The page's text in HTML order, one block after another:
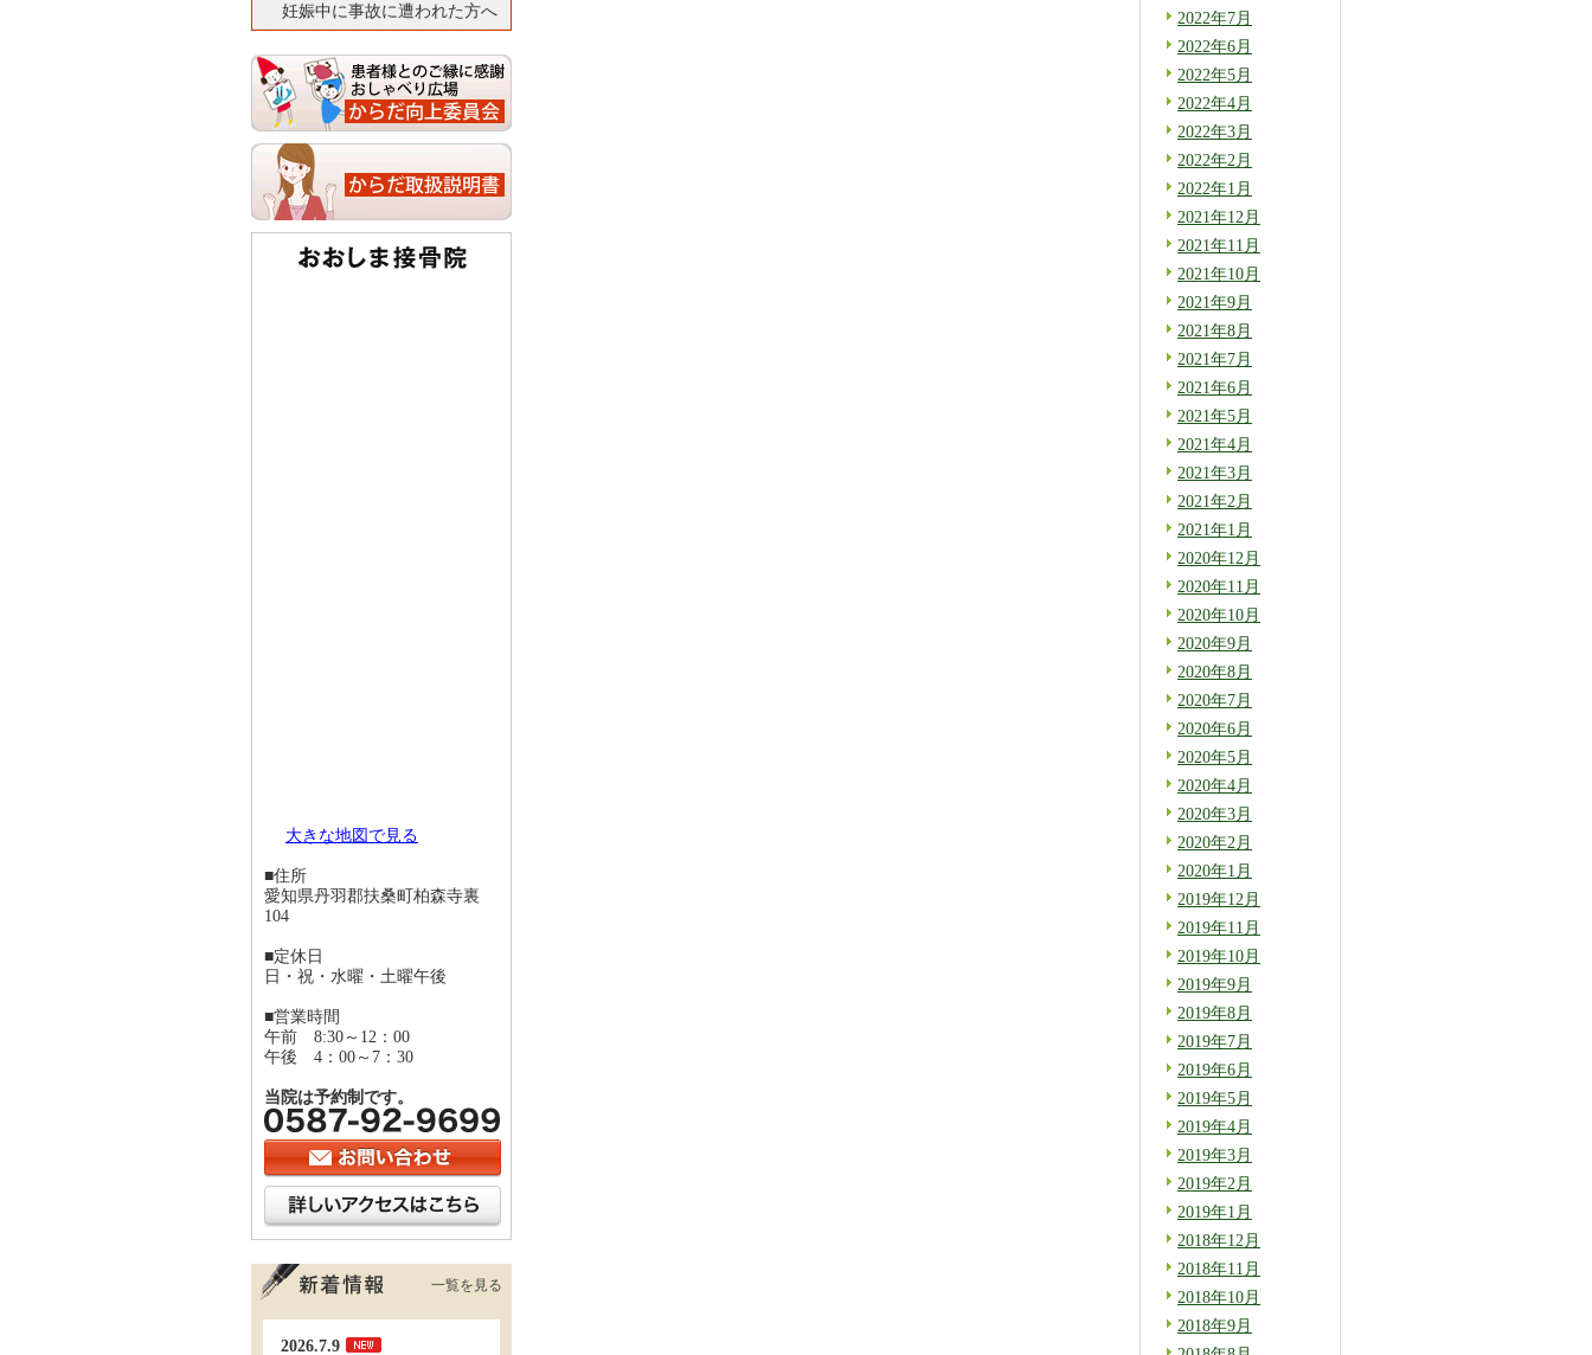
2022年7月
2022年6月
2022年5月
2022年4月
2022年3月
2022年2月
2022年1月
2021年12月
2021年11月
2021年10月
2021年9月
2021年8月
2021年7月
2021年6月
2021年5月
2021年4月
2021年3月
2021年2月
2021年1月
2020年12月
2020年11月
2020年10月
2020年9月
2020年8月
2020年7月
2020年6月
2020年5月
2020年4月
2020年3月
2020年2月
2020年1月
2019年12月
2019年11月
2019年10月
2019年9月
2019年8月
2019年7月
2019年6月
2019年5月
2019年4月
2019年3月
2019年2月
2019年1月
2018年12月
2018年11月
2018年10月
2018年9月
妊娠中に事故に遭われた方へ
大きな地図で見る
■住所
愛知県丹羽郡扶桑町柏森寺裏
104
■定休日
日・祝・水曜・土曜午後
■営業時間
午前 8:30～12：00
午後 4：00～7：30
当院は予約制です。
一覧を見る
2026.7.9